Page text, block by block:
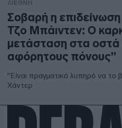
ΔΙΕΘΝΗ
Σοβαρή η επιδείνωση
Τζο Μπάιντεν: Ο
μετάσταση στα οστά
αφόρητους πόνους”
"Είναι πραγματικά λυπηρό να το
Χάντερ